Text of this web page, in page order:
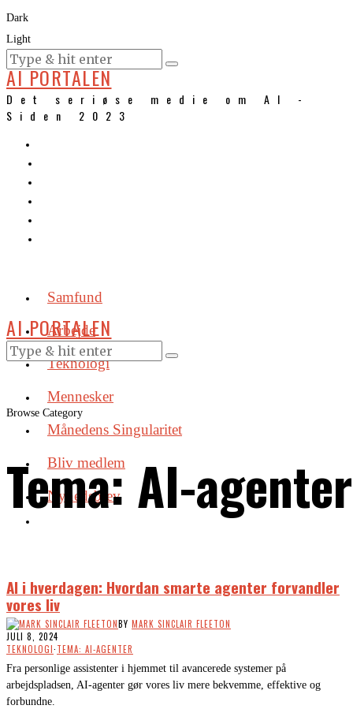
Dark
Light
KURSER
AI PORTALEN
Det seriøse medie om AI -
Siden 2023
Samfund
Arbejde
Teknologi
Mennesker
Månedens Singularitet
Bliv medlem
Nyhedsbrev
AI PORTALEN
Browse Category
Tema: AI-agenter
AI i hverdagen: Hvordan smarte agenter forvandler
vores liv
BY MARK SINCLAIR FLEETON
JULI 8, 2024
TEKNOLOGI·TEMA: AI-AGENTER
Fra personlige assistenter i hjemmet til avancerede systemer på
arbejdspladsen, AI-agenter gør vores liv mere bekvemme, effektive og
forbundne.